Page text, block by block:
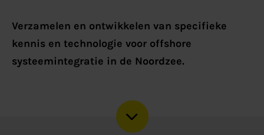
Verzamelen en ontwikkelen van specifieke
kennis en technologie voor offshore
systeemintegratie in de Noordzee.